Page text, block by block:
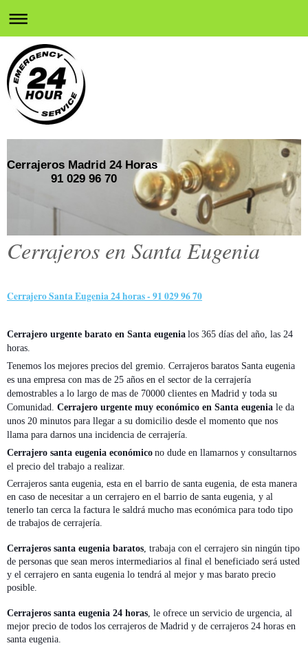
Cerrajeros Madrid 24 Horas
91 029 96 70
Cerrajeros en Santa Eugenia
Cerrajero Santa Eugenia 24 horas - 91 029 96 70
Cerrajero urgente barato en Santa eugenia los 365 días del año, las 24
horas.
Tenemos los mejores precios del gremio. Cerrajeros baratos Santa eugenia
es una empresa con mas de 25 años en el sector de la cerrajería
demostrables a lo largo de mas de 70000 clientes en Madrid y toda su
Comunidad. Cerrajero urgente muy económico en Santa eugenia le da
unos 20 minutos para llegar a su domicilio desde el momento que nos
llama para darnos una incidencia de cerrajería.
Cerrajero santa eugenia económico no dude en llamarnos y consultarnos
el precio del trabajo a realizar.
Cerrajeros santa eugenia, esta en el barrio de santa eugenia, de esta manera
en caso de necesitar a un cerrajero en el barrio de santa eugenia, y al
tenerlo tan cerca la factura le saldrá mucho mas económica para todo tipo
de trabajos de cerrajería.
Cerrajeros santa eugenia baratos , trabaja con el cerrajero sin ningún tipo
de personas que sean meros intermediarios al final el beneficiado será usted
y el cerrajero en santa eugenia lo tendrá al mejor y mas barato precio
posible.
Cerrajeros santa eugenia 24 horas , le ofrece un servicio de urgencia, al
mejor precio de todos los cerrajeros de Madrid y de cerrajeros 24 horas en
santa eugenia.